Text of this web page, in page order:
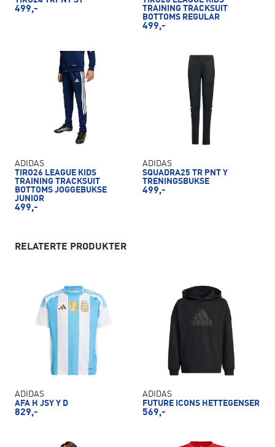
499,-
TRAINING TRACKSUIT
BOTTOMS REGULAR
499,-
ADIDAS
TIRO26 LEAGUE KIDS
TRAINING TRACKSUIT
BOTTOMS JOGGEBUKSE
JUNIOR
499,-
ADIDAS
SQUADRA25 TR PNT Y
TRENINGSBUKSE
499,-
RELATERTE PRODUKTER
ADIDAS
AFA H JSY Y D
829,-
ADIDAS
FUTURE ICONS HETTEGENSER
569,-